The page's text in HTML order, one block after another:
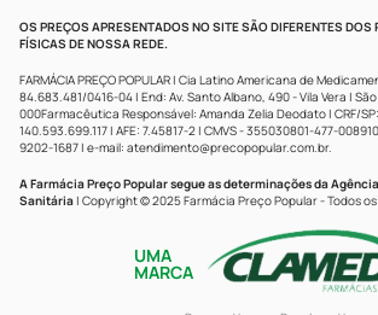
OS PREÇOS APRESENTADOS NO SITE SÃO DIFERENTES DOS
FÍSICAS DE NOSSA REDE.
FARMÁCIA PREÇO POPULAR | Cia Latino Americana de
84.683.481/0416-04 | End: Av. Santo Albano, 490 - Vila Vera |
000Farmacêutica Responsável: Amanda Zelia Deodato | CRF/SP:
140.593.699.117 | AFE: 7.45817-2 | CMVS - 355030801-477-
9202-1687 | e-mail: atendimento@precopopular.com.br.
A Farmácia Preço Popular segue as determinações da
Sanitária | Copyright © 2025 Farmácia Preço Popular - Todos
UMA
MARCA